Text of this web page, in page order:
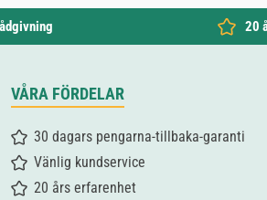
20
VÅRA FÖRDELAR
30 dagars pengarna-tillbaka-garanti
Vänlig kundservice
20 års erfarenhet